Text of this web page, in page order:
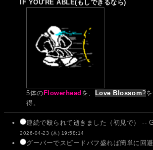
IF YOU'RE ABLE(もしできるなら)
5体の Flowerhead を、 Love Blossom?
得。
連続で殴られて逝きました（初見で） --
2026-04-23 (木) 19:58:14
グーバーでスピードバフ盛れば簡単に回